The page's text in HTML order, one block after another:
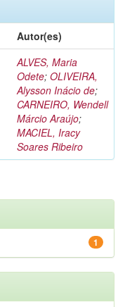
Autor(es)
ALVES, Maria
Odete; OLIVEIRA,
Alysson Inácio de;
CARNEIRO, Wendell
Márcio Araújo;
MACIEL, Iracy
Soares Ribeiro
1